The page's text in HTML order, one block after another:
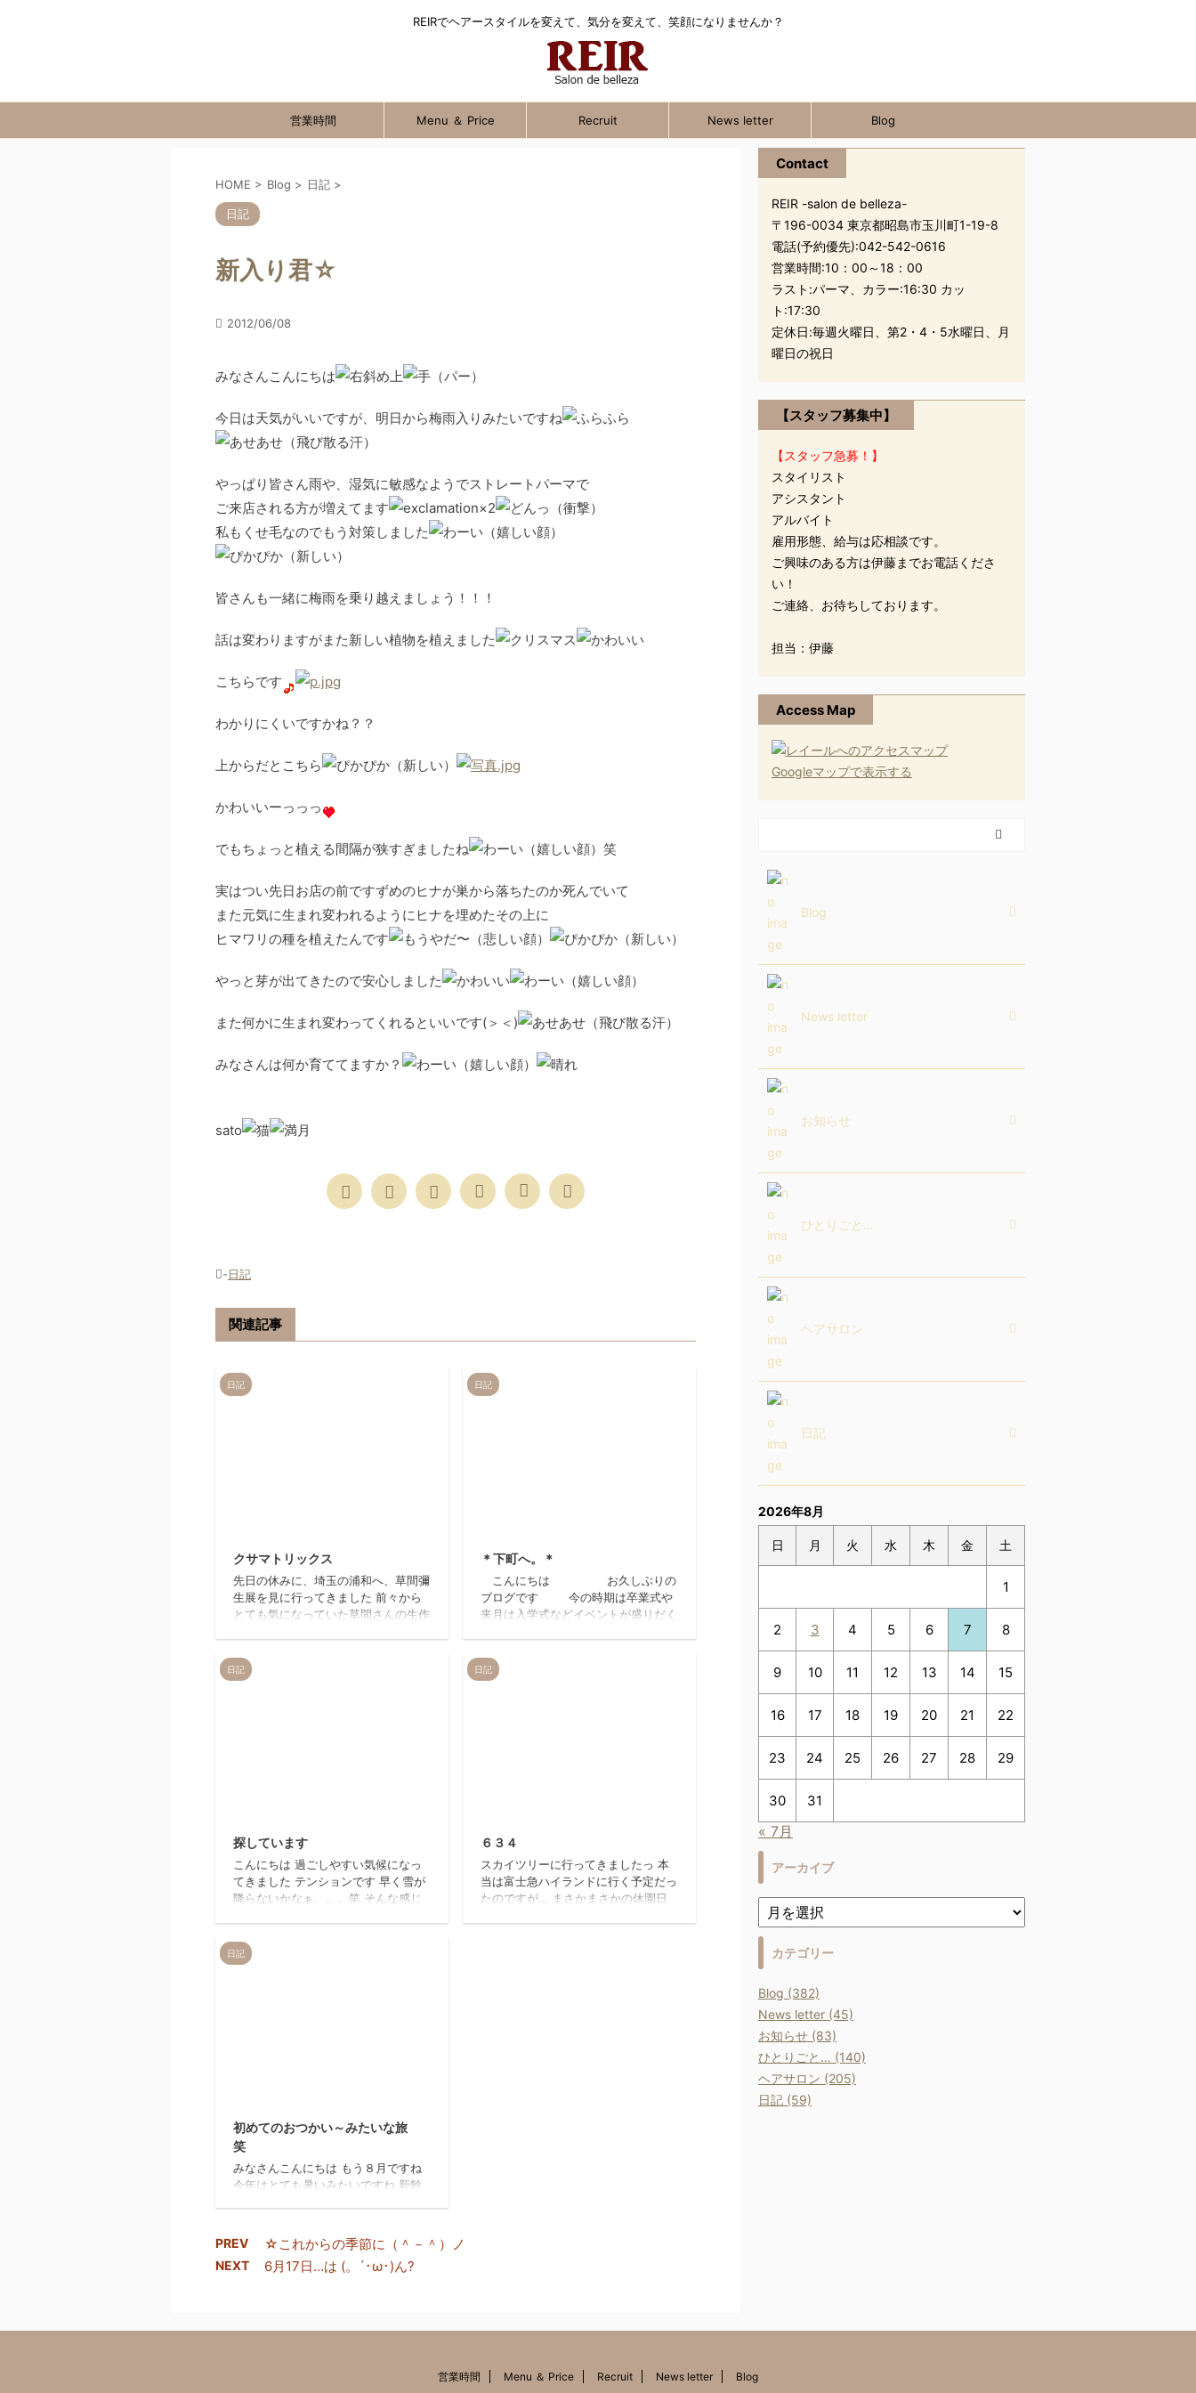
REIRでヘアースタイルを変えて、気分を変えて、笑顔になりませんか？
営業時間 Menu ＆ Price Recruit News letter Blog
HOME > Blog > 日記 >
日記
新入り君☆
2012/06/08
みなさんこんにちは
今日は天気がいいですが、明日から梅雨入りみたいですね
やっぱり皆さん雨や、湿気に敏感なようでストレートパーマで
ご来店される方が増えてます
私もくせ毛なのでもう対策しました
皆さんも一緒に梅雨を乗り越えましょう！！！
話は変わりますがまた新しい植物を植えました
こちらです
わかりにくいですかね？？
上からだとこちら
かわいいーっっっ
でもちょっと植える間隔が狭すぎましたね 笑
実はつい先日お店の前ですずめのヒナが巣から落ちたのか死んでいて
また元気に生まれ変われるようにヒナを埋めたその上に
ヒマワリの種を植えたんです
やっと芽が出てきたので安心しました
また何かに生まれ変わってくれるといいです(＞＜)
みなさんは何か育ててますか？
sato
-日記
関連記事
日記
クサマトリックス
先日の休みに、埼玉の浦和へ、草間彌
生展を見に行ってきました 前々から
とても気になっていた草間さんの生作
さんと・・・ 巨大ドット風船人形 有
名な南瓜 ドット部屋 盛りだくさん
...
日記
＊下町へ。＊
こんにちは お久しぶりの
ブログです 今の時期は卒業式や
来月は入学式などイベントが盛りだく
れましたか？ 私は先日友達と東京
下町に行ってきました 活気
日記
探しています
こんにちは 過ごしやすい気候になっ
てきました テンションです 早く雪が
降らないかなぁ。。。笑 そんな感じ
自転車のことです笑 ちゃんとアパー
トにとめてたんです なのになぜ なの
日記
６３４
スカイツリーに行ってきましたっ 本
当は富士急ハイランドに行く予定だっ
たのですが… まさかまさかの休園日
日記
初めてのおつかい～みたいな旅
笑
みなさんこんにちは もう８月ですね
今年はとても暑いみたいですね 新幹
線乗ったんです 名古屋まで仲良しな
美容師のお友達に会いに やー怖かっ
た 乗車券とか特急券とかよくわから
PREV ☆これからの季節に（＾－＾）ノ
NEXT 6月17日…は (。´･ω･)ん?
Contact
REIR -salon de belleza-
〒196-0034 東京都昭島市玉川町1-19-8
電話(予約優先):042-542-0616
営業時間:10：00～18：00
ラスト:パーマ、カラー:16:30 カッ
ト:17:30
定休日:毎週火曜日、第2・4・5水曜日、月
曜日の祝日
【スタッフ募集中】
【スタッフ急募！】
スタイリスト
アシスタント
アルバイト
雇用形態、給与は応相談です。
ご興味のある方は伊藤までお電話くださ
い！
ご連絡、お待ちしております。
担当：伊藤
Access Map
Googleマップで表示する
Blog
News letter
お知らせ
ひとりごと…
ヘアサロン
日記
2026年8月
日 月 火 水 木 金 土
1
2 3 4 5 6 7 8
9 10 11 12 13 14 15
16 17 18 19 20 21 22
23 24 25 26 27 28 29
30 31
« 7月
アーカイブ
カテゴリー
Blog (382)
News letter (45)
お知らせ (83)
ひとりごと… (140)
ヘアサロン (205)
日記 (59)
営業時間 Menu ＆ Price Recruit News letter Blog